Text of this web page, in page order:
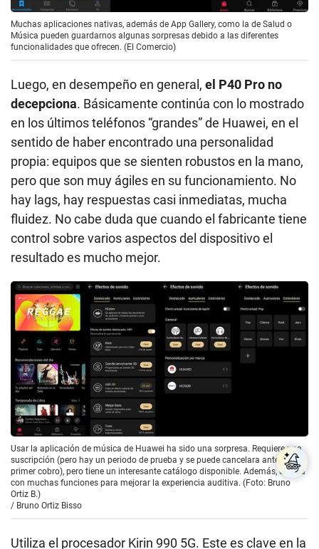
Muchas aplicaciones nativas, además de App Gallery, como la de Salud o
Música pueden guardarnos algunas sorpresas debido a las diferentes
funcionalidades que ofrecen. (El Comercio)
Luego, en desempeño en general, el P40 Pro no
decepciona. Básicamente continúa con lo mostrado
en los últimos teléfonos “grandes” de Huawei, en el
sentido de haber encontrado una personalidad
propia: equipos que se sienten robustos en la mano,
pero que son muy ágiles en su funcionamiento. No
hay lags, hay respuestas casi inmediatas, mucha
fluidez. No cabe duda que cuando el fabricante tiene
control sobre varios aspectos del dispositivo el
resultado es mucho mejor.
Usar la aplicación de música de Huawei ha sido una sorpresa. Requiere una
suscripción (pero hay un periodo de prueba y se puede cancelara antes del
primer cobro), pero tiene un interesante catálogo disponible. Además, cuenta
con muchas funciones para mejorar la experiencia auditiva. (Foto: Bruno
Ortiz B.)
/ Bruno Ortiz Bisso
Utiliza el procesador Kirin 990 5G. Este es clave en la